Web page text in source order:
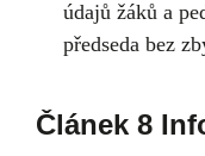
údajů žáků a
předseda bez
Článek 8